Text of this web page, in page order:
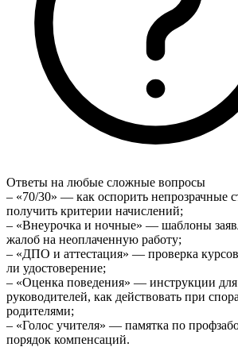
Ответы на любые сложные вопросы
– «70/30» — как оспорить непрозрачные
получить критерии начислений;
– «Внеурочка и ночные» — шаблоны
жалоб на неоплаченную работу;
– «ДПО и аттестация» — проверка
ли удостоверение;
– «Оценка поведения» — инструкции
руководителей, как действовать при
родителями;
– «Голос учителя» — памятка по
порядок компенсаций.